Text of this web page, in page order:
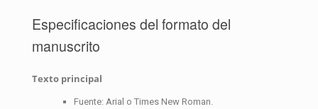
Especificaciones del formato del
manuscrito
Texto principal
Fuente: Arial o Times New Roman.